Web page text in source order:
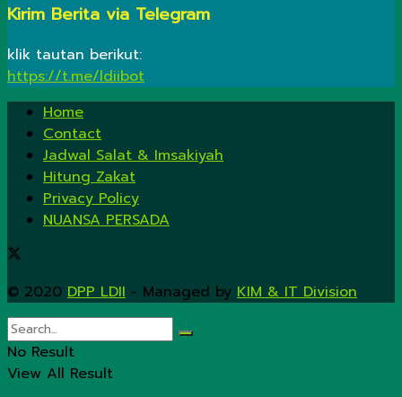
Kirim Berita via Telegram
klik tautan berikut:
https://t.me/ldiibot
Home
Contact
Jadwal Salat & Imsakiyah
Hitung Zakat
Privacy Policy
NUANSA PERSADA
© 2020 DPP LDII - Managed by KIM & IT Division.
No Result
View All Result